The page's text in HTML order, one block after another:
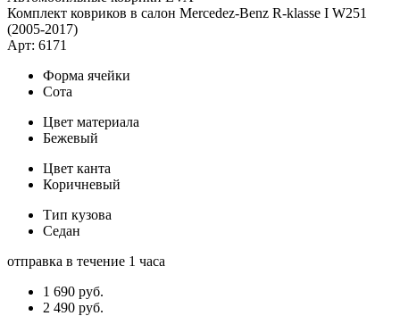
Комплект ковриков в салон Mercedez-Benz R-klasse I W251
(2005-2017)
Арт: 6171
Форма ячейки
Сота
Цвет материала
Бежевый
Цвет канта
Коричневый
Тип кузова
Седан
отправка в течение 1 часа
1 690 руб.
2 490 руб.